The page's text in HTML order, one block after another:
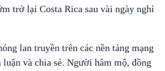
trở lại Costa Rica sau vài ngày nghỉ
lan truyền trên các nền tảng mạng
và chia sẻ. Người hâm mộ, đồng